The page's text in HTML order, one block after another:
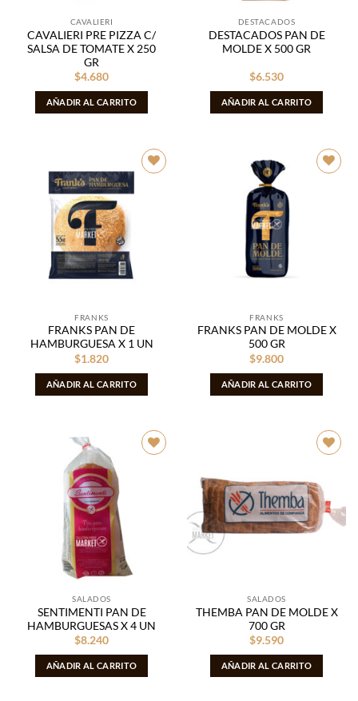
CAVALIERI
CAVALIERI PRE PIZZA C/
SALSA DE TOMATE X 250
GR
$4.680
AÑADIR AL CARRITO
DESTACADOS
DESTACADOS PAN DE
MOLDE X 500 GR
$6.530
AÑADIR AL CARRITO
FRANKS
FRANKS PAN DE
HAMBURGUESA X 1 UN
$1.820
AÑADIR AL CARRITO
FRANKS
FRANKS PAN DE MOLDE X
500 GR
$9.800
AÑADIR AL CARRITO
SALADOS
SENTIMENTI PAN DE
HAMBURGUESAS X 4 UN
$8.240
AÑADIR AL CARRITO
lista de
deseos
SALADOS
THEMBA PAN DE MOLDE X
700 GR
$9.590
AÑADIR AL CARRITO